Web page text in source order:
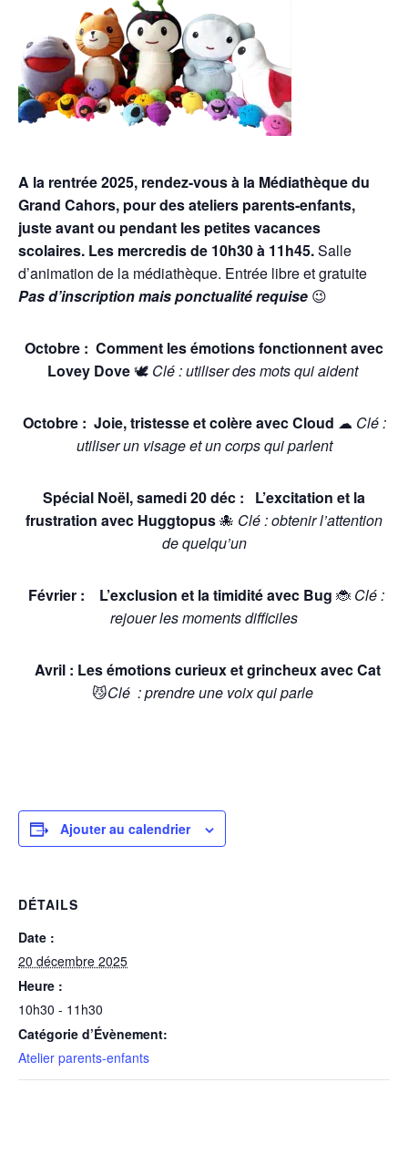
A la rentrée 2025, rendez-vous à la Médiathèque du
Grand Cahors, pour des ateliers parents-enfants,
juste avant ou pendant les petites vacances
scolaires. Les mercredis de 10h30 à 11h45.Salle
d’animation de la médiathèque. Entrée libre et gratuite
Pas d’inscription mais ponctualité requise 😉
Octobre : Comment les émotions fonctionnent avec
Lovey Dove🕊 Clé : utiliser des mots qui aident
Octobre: Joie, tristesse et colère avec Cloud ☁ Clé :
utiliser un visage et un corps qui parlent
Spécial Noël, samedi 20 déc : L’excitation et la
frustration avec Huggtopus🐙 Clé : obtenir l’attention
de quelqu’un
Février : L’exclusion et la timidité avec Bug 🐞 Clé :
rejouer les moments difficiles
Avril : Les émotions curieux et grincheux avec Cat
😼Clé : prendre une voix qui parle
Ajouter au calendrier
DÉTAILS
Date :
20 décembre 2025
Heure :
10h30 - 11h30
Catégorie d’Évènement:
Atelier parents-enfants